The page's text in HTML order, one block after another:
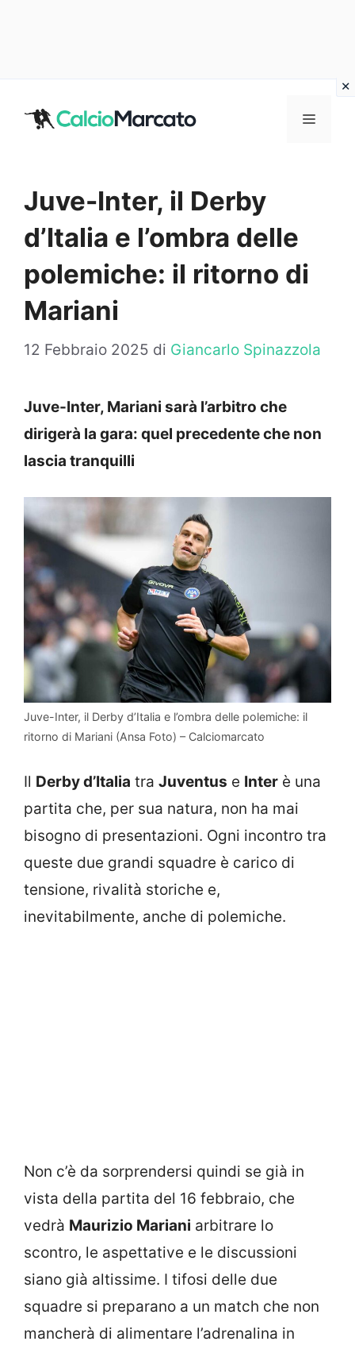
MENU
Juve-Inter, il Derby
d’Italia e l’ombra delle
polemiche: il ritorno di
Mariani
12 Febbraio 2025 di Giancarlo Spinazzola
Juve-Inter, Mariani sarà l’arbitro che
dirigerà la gara: quel precedente che non
lascia tranquilli
Juve-Inter, il Derby d’Italia e l’ombra delle polemiche: il
ritorno di Mariani (Ansa Foto) – Calciomarcato
Il Derby d’Italia tra Juventus e Inter è una
partita che, per sua natura, non ha mai
bisogno di presentazioni. Ogni incontro tra
queste due grandi squadre è carico di
tensione, rivalità storiche e,
inevitabilmente, anche di polemiche.
Non c’è da sorprendersi quindi se già in
vista della partita del 16 febbraio, che
vedrà Maurizio Mariani arbitrare lo
scontro, le aspettative e le discussioni
siano già altissime. I tifosi delle due
squadre si preparano a un match che non
mancherà di alimentare l’adrenalina in